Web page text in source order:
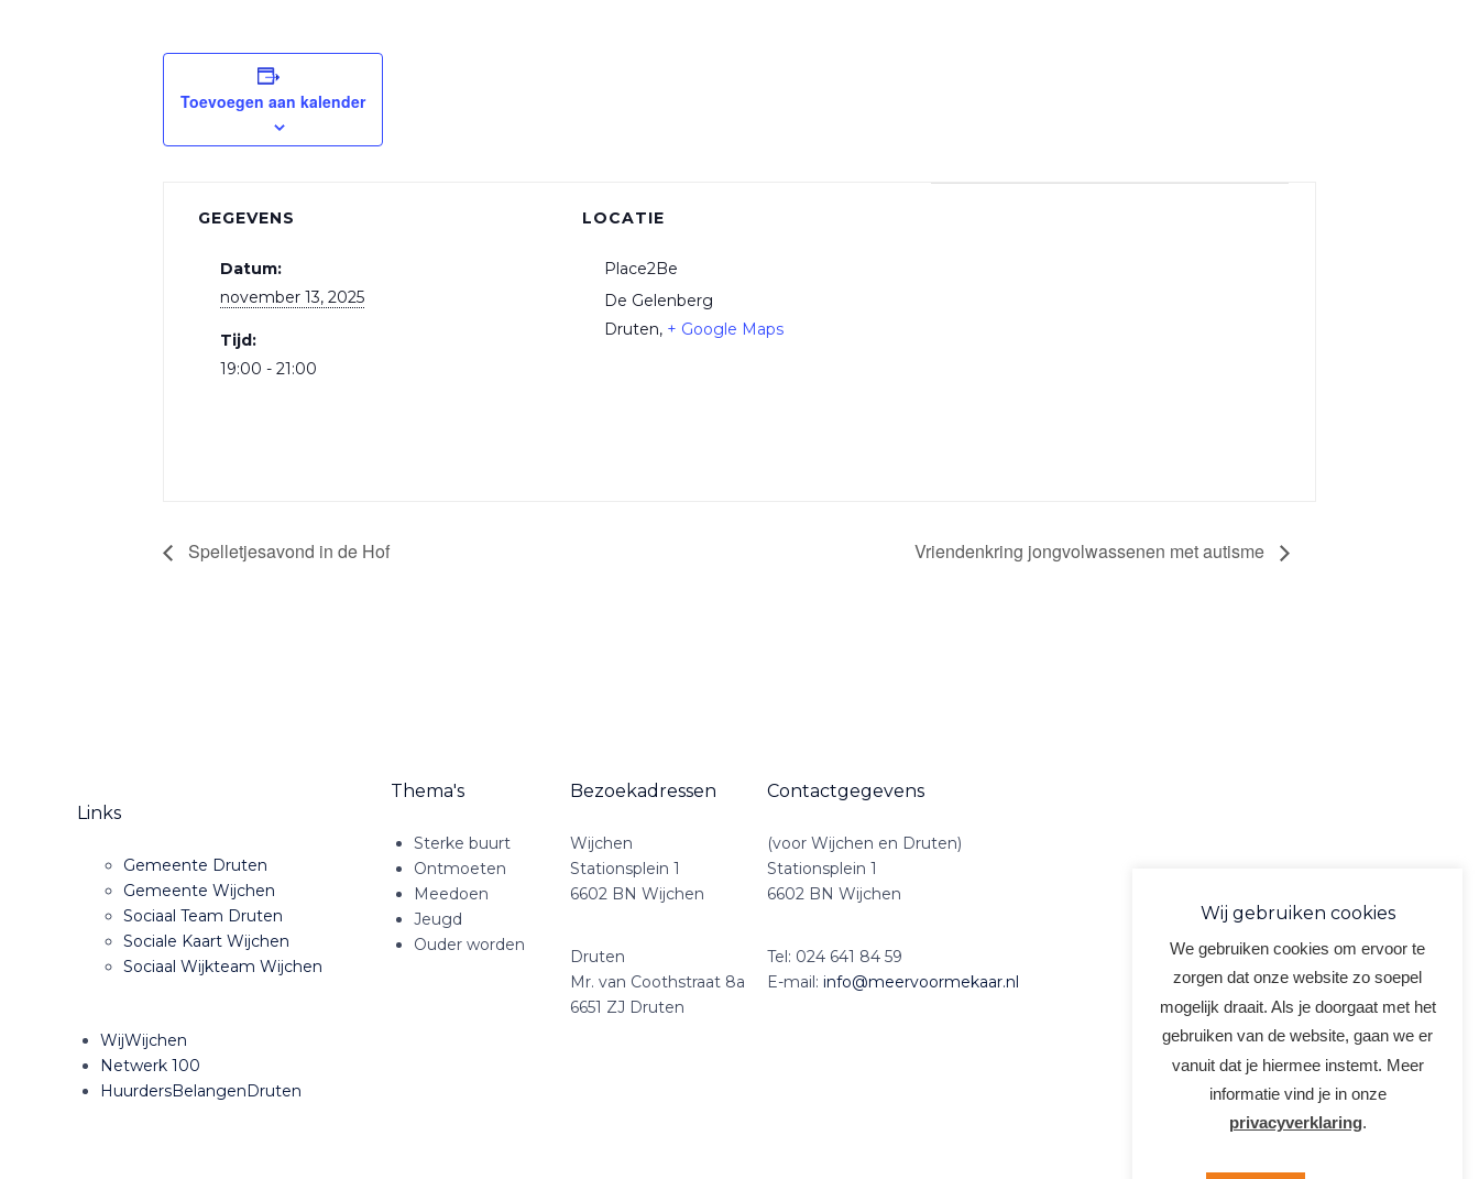
Toevoegen aan kalender
GEGEVENS
Datum:
november 13, 2025
Tijd:
19:00 - 21:00
LOCATIE
Place2Be
De Gelenberg
Druten, + Google Maps
Spelletjesavond in de Hof Vriendenkring jongvolwassenen met autisme
Links
Gemeente Druten
Gemeente Wijchen
Sociaal Team Druten
Sociale Kaart Wijchen
Sociaal Wijkteam Wijchen
WijWijchen
Netwerk 100
HuurdersBelangenDruten
Thema's
Sterke buurt
Ontmoeten
Meedoen
Jeugd
Ouder worden
Bezoekadressen
Wijchen
Stationsplein 1
6602 BN Wijchen
Druten
Mr. van Coothstraat 8a
6651 ZJ Druten
Contactgegevens
(voor Wijchen en Druten)
Stationsplein 1
6602 BN Wijchen
Tel: 024 641 84 59
E-mail: info@meervoormekaar.nl
Wij gebruiken cookies
We gebruiken cookies om ervoor te
zorgen dat onze website zo soepel
mogelijk draait. Als je doorgaat met het
gebruiken van de website, gaan we er
vanuit dat je hiermee instemt. Meer
informatie vind je in onze
privacyverklaring.